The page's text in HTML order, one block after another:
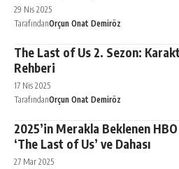
29 Nis 2025
TarafındanOrçun Onat Demiröz
The Last of Us 2. Sezon:
Rehberi
17 Nis 2025
TarafındanOrçun Onat Demiröz
2025’in Merakla Beklenen
‘The Last of Us’ ve Dahası
27 Mar 2025